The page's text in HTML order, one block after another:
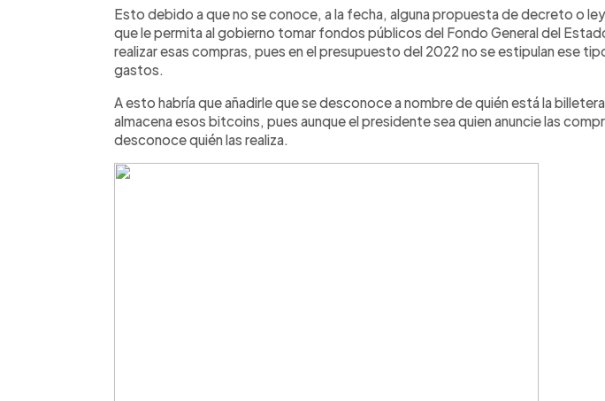
Esto debido a que no se conoce, a la fecha, alguna propuesta de decreto o
que le permita al gobierno tomar fondos públicos del Fondo General del
realizar esas compras, pues en el presupuesto del 2022 no se estipulan ese
gastos.
A esto habría que añadirle que se desconoce a nombre de quién está la
almacena esos bitcoins, pues aunque el presidente sea quien anuncie las
desconoce quién las realiza.